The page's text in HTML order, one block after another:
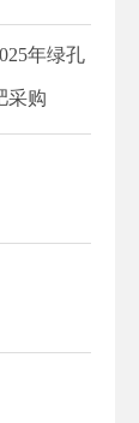
年绿孔
采购